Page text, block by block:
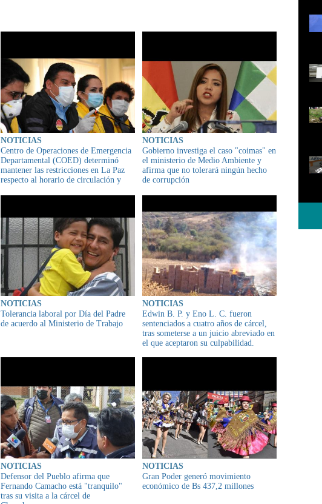
NOTICIAS
Centro de Operaciones de Emergencia
Departamental (COED) determinó
mantener las restricciones en La Paz
respecto al horario de circulación y
NOTICIAS
Gobierno investiga el caso "coimas" en
el ministerio de Medio Ambiente y
afirma que no tolerará ningún hecho
de corrupción
NOTICIAS
Tolerancia laboral por Día del Padre
de acuerdo al Ministerio de Trabajo
NOTICIAS
Edwin B. P. y Eno L. C. fueron
sentenciados a cuatro años de cárcel,
tras someterse a un juicio abreviado en
el que aceptaron su culpabilidad.
NOTICIAS
Defensor del Pueblo afirma que
Fernando Camacho está "tranquilo"
tras su visita a la cárcel de
NOTICIAS
Gran Poder generó movimiento
económico de Bs 437,2 millones